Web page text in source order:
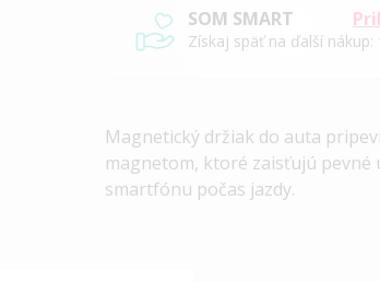
SOM SMART
Získaj späť na ďalší nákup:
Magnetický držiak do auta
magnetom, ktoré zaisťujú pevné
smartfónu počas jazdy.